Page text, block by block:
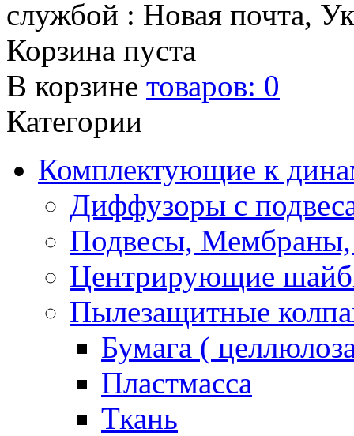
службой : Новая почта,
Корзина пуста
В корзине товаров: 0
Категории
Комплектующие к
Диффузоры с
Подвесы,
Центрирующие
Пылезащитные
Бумага (
Пластмасса
Ткань